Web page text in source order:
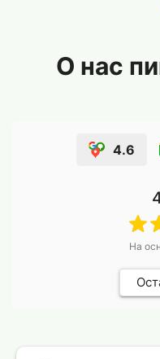
О нас
4.6
На